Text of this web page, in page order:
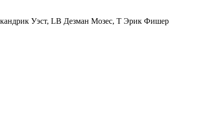
Уэст, LB Дезман Мозес, Т Эрик Фишер